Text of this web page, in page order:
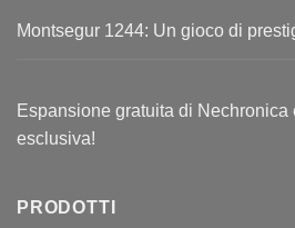
Montsegur 1244: Un gioco di
Espansione gratuita di Nechronica
esclusiva!
PRODOTTI